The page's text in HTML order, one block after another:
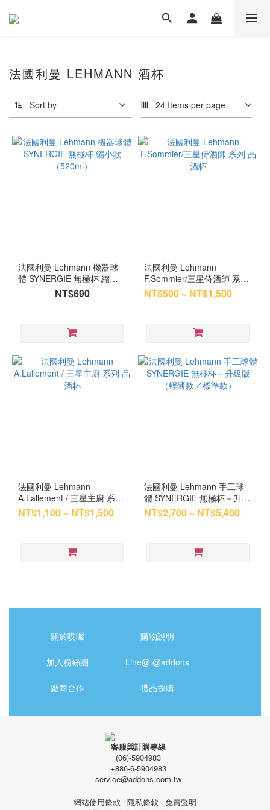
法國利曼 LEHMANN 酒杯
Sort by 24 Items per page
法國利曼 Lehmann 機器球
體 SYNERGIE 無極杯 縮小
款（520ml）NT$690
法國利曼 Lehmann
F.Sommier/三星侍酒師 系列
品酒杯
NT$500 ~ NT$1,500
法國利曼 Lehmann
A.Lallement / 三星主廚 系列
品酒杯
NT$1,100 ~ NT$1,500
法國利曼 Lehmann 手工球
體 SYNERGIE 無極杯－升級
版（輕薄款／標準款）
NT$2,700 ~ NT$5,400
關於哎喔 購物說明
加入粉絲團 Line@:@addons
廠商合作 禮品採購
客服與訂購專線
(06)-5904983
+886-6-5904983
service@addons.com.tw
網站使用條款 | 隱私條款 | 免責聲明